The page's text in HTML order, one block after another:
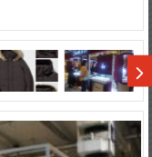
di
Wisata
Sumatera